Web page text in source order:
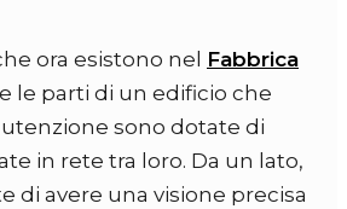
ora esistono nel Fabbrica
le parti di un edificio che
sono dotate di
in rete tra loro. Da un lato,
di avere una visione precisa